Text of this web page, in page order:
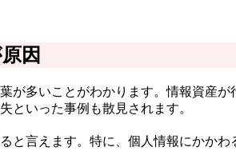
因
多いことがわかります。情報資産
といった事例も散見されます。
言えます。特に、個人情報にかか